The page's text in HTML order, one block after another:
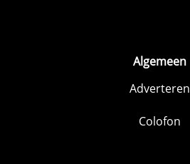
Algemeen
Adverteren
Colofon